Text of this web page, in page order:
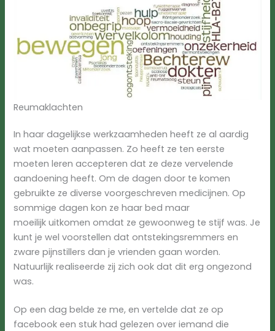
Reumaklachten
In haar dagelijkse werkzaamheden heeft ze al aardig
wat moeten aanpassen. Zo heeft ze ten eerste
moeten leren accepteren dat ze deze vervelende
aandoening heeft. Om de dagen door te komen
gebruikte ze diverse voorgeschreven medicijnen. Op
sommige dagen kon ze haar bed maar
moeilijk uitkomen omdat ze gewoonweg te stijf was. Je
kunt je wel voorstellen dat ontstekingsremmers en
zware pijnstillers dan je vrienden gaan worden.
Natuurlijk realiseerde zij zich ook dat dit erg ongezond
was.
Op een dag belde ze me, en vertelde dat ze op
facebook een stuk had gelezen over iemand die